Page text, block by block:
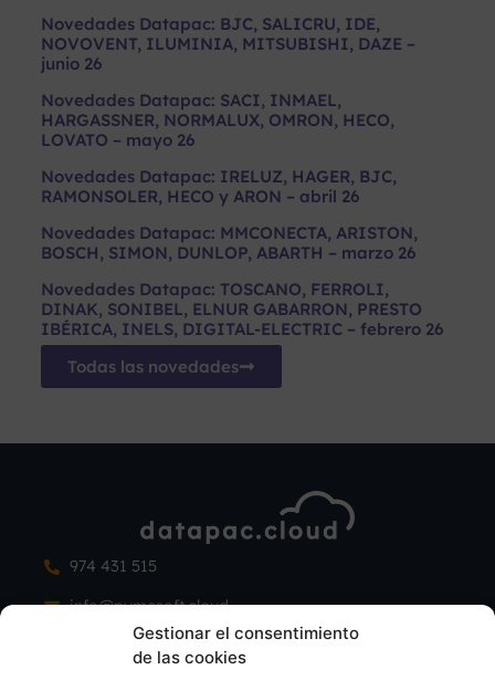
Gestionar el consentimiento
de las cookies
Novedades Datapac: BJC, SALICRU, IDE,
NOVOVENT, ILUMINIA, MITSUBISHI, DAZE –
junio 26
Novedades Datapac: SACI, INMAEL,
HARGASSNER, NORMALUX, OMRON, HECO,
LOVATO – mayo 26
Novedades Datapac: IRELUZ, HAGER, BJC,
RAMONSOLER, HECO y ARON – abril 26
Novedades Datapac: MMCONECTA, ARISTON,
BOSCH, SIMON, DUNLOP, ABARTH – marzo 26
Novedades Datapac: TOSCANO, FERROLI,
DINAK, SONIBEL, ELNUR GABARRON, PRESTO
IBÉRICA, INELS, DIGITAL-ELECTRIC – febrero 26
Todas las novedades
974 431 515
info@pymesoft.cloud
C/ Covadonga, 8, 22500 Binéfar